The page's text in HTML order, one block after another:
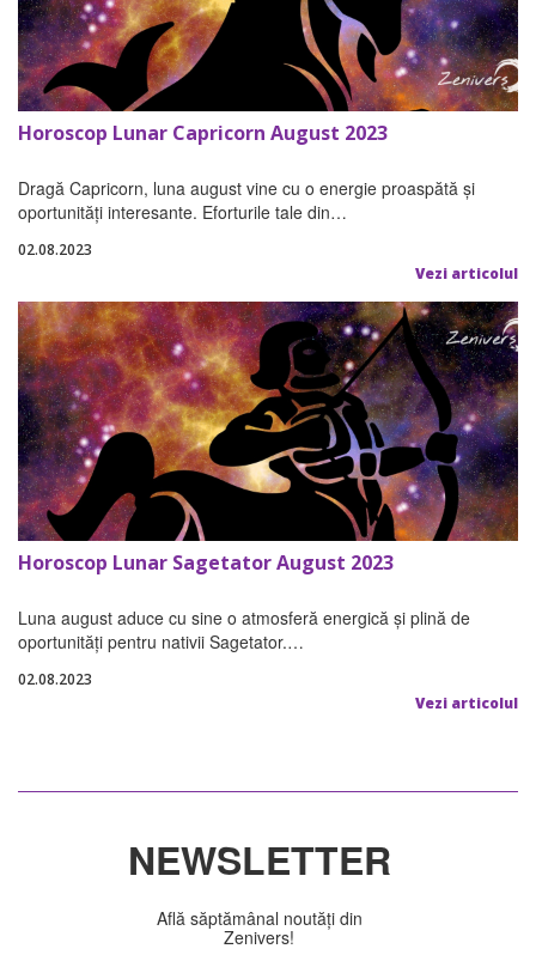
Horoscop Lunar Capricorn August 2023
Dragă Capricorn, luna august vine cu o energie proaspătă și
oportunități interesante. Eforturile tale din…
02.08.2023
Vezi articolul
Horoscop Lunar Sagetator August 2023
Luna august aduce cu sine o atmosferă energică și plină de
oportunități pentru nativii Sagetator.…
02.08.2023
Vezi articolul
NEWSLETTER
Află săptămânal noutăți din
Zenivers!